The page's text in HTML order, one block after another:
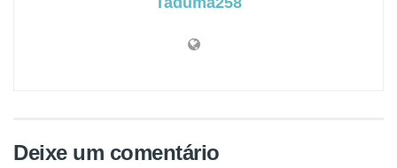
Deixe um comentário